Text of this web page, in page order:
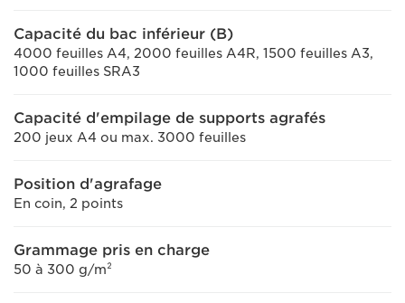
Capacité du bac inférieur (B)
4000 feuilles A4, 2000 feuilles A4R, 1500 feuilles A3,
1000 feuilles SRA3
Capacité d'empilage de supports agrafés
200 jeux A4 ou max. 3000 feuilles
Position d'agrafage
En coin, 2 points
Grammage pris en charge
50 à 300 g/m²